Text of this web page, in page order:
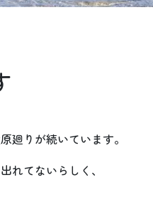
廻りが続いています。
れてないらしく、